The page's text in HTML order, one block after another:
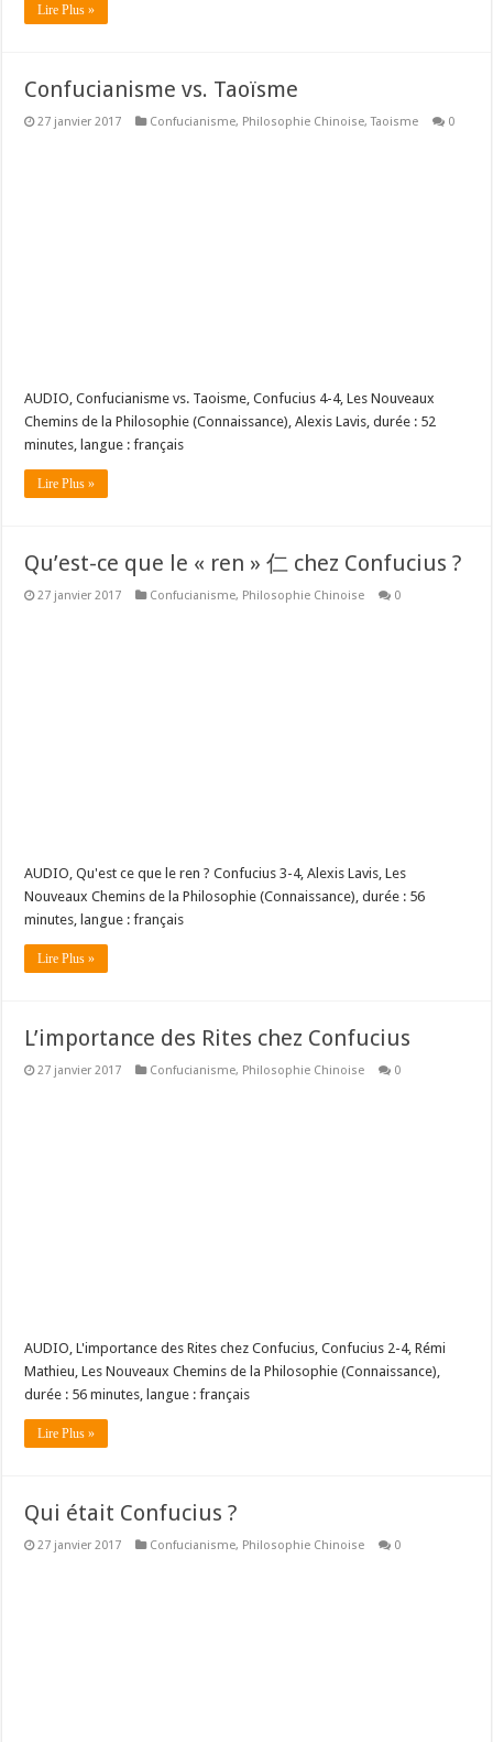
Lire Plus »
Confucianisme vs. Taoïsme
27 janvier 2017 Confucianisme, Philosophie Chinoise,Taoisme 0
AUDIO, Confucianisme vs. Taoisme, Confucius 4-4, Les Nouveaux
Chemins de la Philosophie (Connaissance), Alexis Lavis, durée : 52
minutes, langue : français
Lire Plus »
Qu’est-ce que le « ren » 仁 chez Confucius ?
27 janvier 2017 Confucianisme, Philosophie Chinoise 0
AUDIO, Qu'est ce que le ren ? Confucius 3-4, Alexis Lavis, Les
Nouveaux Chemins de la Philosophie (Connaissance), durée : 56
minutes, langue : français
Lire Plus »
L’importance des Rites chez Confucius
27 janvier 2017 Confucianisme, Philosophie Chinoise 0
AUDIO, L'importance des Rites chez Confucius, Confucius 2-4, Rémi
Mathieu, Les Nouveaux Chemins de la Philosophie (Connaissance),
durée : 56 minutes, langue : français
Lire Plus »
Qui était Confucius ?
27 janvier 2017 Confucianisme, Philosophie Chinoise 0